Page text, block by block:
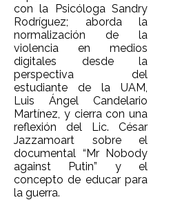
con la Psicóloga Sandry
Rodríguez; aborda la
normalización de la
violencia en medios
digitales desde la
perspectiva del
estudiante de la UAM,
Luis Ángel Candelario
Martínez, y cierra con una
reflexión del Lic. César
Jazzamoart sobre el
documental “Mr Nobody
against Putin” y el
concepto de educar para
la guerra.